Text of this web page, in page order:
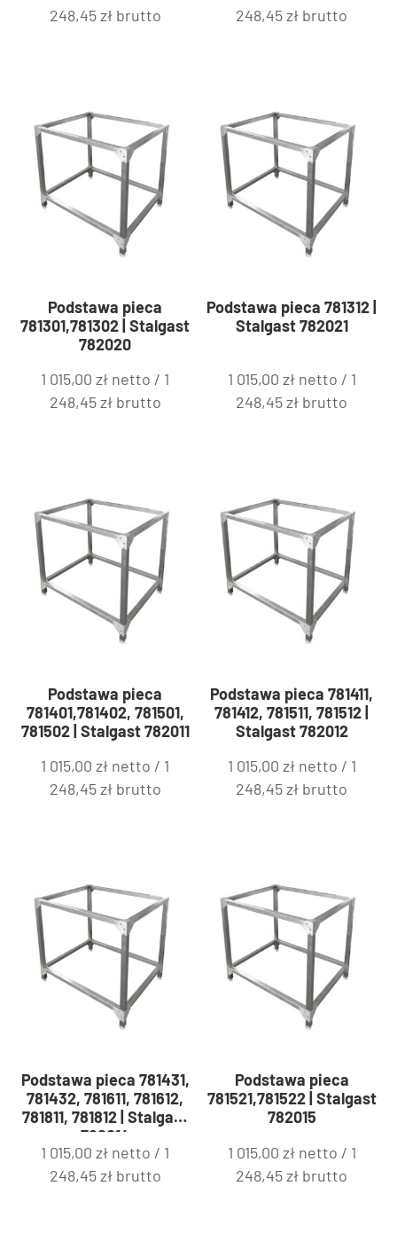
248,45złbrutto
248,45zł brutto
Podstawa pieca
781301,781302 | Stalgast
782020
1 015,00zł netto / 1
248,45złbrutto
Podstawa pieca 781312 |
Stalgast 782021
1 015,00 zł netto / 1
248,45zł brutto
Podstawa pieca
781401,781402, 781501,
781502 | Stalgast 782011
1 015,00zł netto / 1
248,45złbrutto
Podstawa pieca 781411,
781412, 781511, 781512 |
Stalgast 782012
1 015,00 zł netto / 1
248,45zł brutto
Podstawa pieca 781431,
781432, 781611, 781612,
781811, 781812 | Stalgast
782014
1 015,00zł netto / 1
248,45złbrutto
Podstawa pieca
781521,781522 | Stalgast
782015
1 015,00 zł netto / 1
248,45zł brutto